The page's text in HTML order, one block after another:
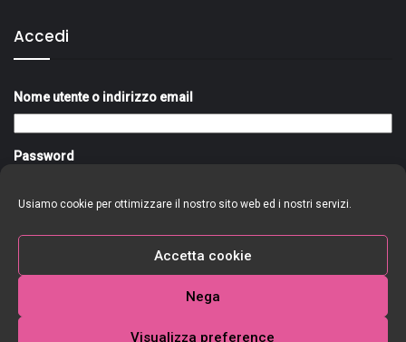
Usiamo cookie per ottimizzare il nostro sito web ed i nostri servizi.
Accetta cookie
Nega
Visualizza preference
Accedi
Nome utente o indirizzo email
Password
Ricordami